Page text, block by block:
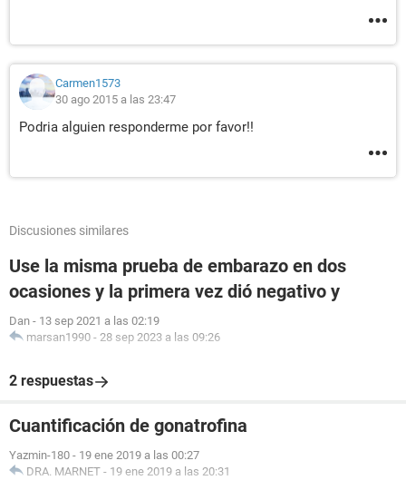
Carmen1573
30 ago 2015 a las 23:47
Podria alguien responderme por favor!!
Discusiones similares
Use la misma prueba de embarazo en dos
ocasiones y la primera vez dió negativo y
Dan - 13 sep 2021 a las 02:19
marsan1990 - 28 sep 2023 a las 09:26
2 respuestas
Cuantificación de gonatrofina
Yazmin-180 - 19 ene 2019 a las 00:27
DRA. MARNET - 19 ene 2019 a las 20:31